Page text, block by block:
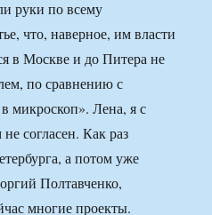
руки по всему
что, наверное, им власти
в Москве и до Питера не
по сравнению с
микроскоп». Лена, я с
согласен. Как раз
а потом уже
Полтавченко,
многие проекты.